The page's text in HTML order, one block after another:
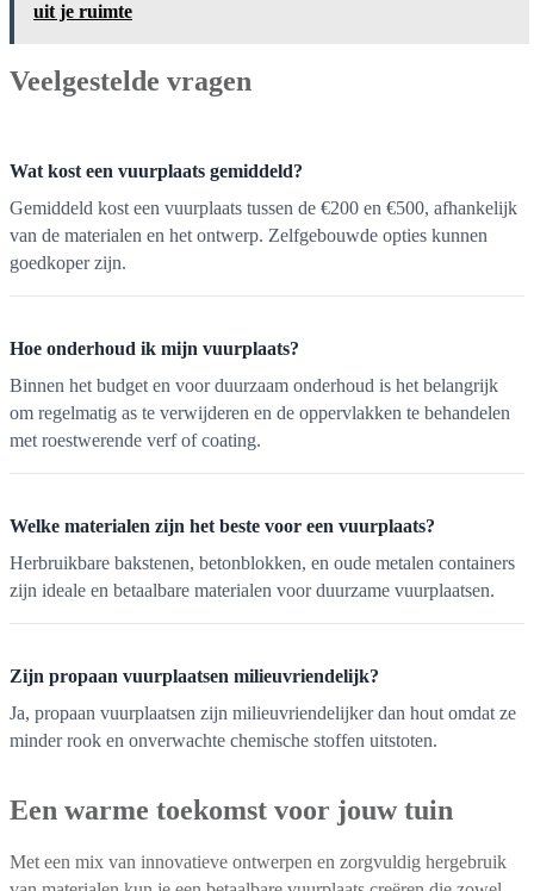
uit je ruimte
Veelgestelde vragen
Wat kost een vuurplaats gemiddeld?
Gemiddeld kost een vuurplaats tussen de €200 en €500, afhankelijk
van de materialen en het ontwerp. Zelfgebouwde opties kunnen
goedkoper zijn.
Hoe onderhoud ik mijn vuurplaats?
Binnen het budget en voor duurzaam onderhoud is het belangrijk
om regelmatig as te verwijderen en de oppervlakken te behandelen
met roestwerende verf of coating.
Welke materialen zijn het beste voor een vuurplaats?
Herbruikbare bakstenen, betonblokken, en oude metalen containers
zijn ideale en betaalbare materialen voor duurzame vuurplaatsen.
Zijn propaan vuurplaatsen milieuvriendelijk?
Ja, propaan vuurplaatsen zijn milieuvriendelijker dan hout omdat ze
minder rook en onverwachte chemische stoffen uitstoten.
Een warme toekomst voor jouw tuin
Met een mix van innovatieve ontwerpen en zorgvuldig hergebruik